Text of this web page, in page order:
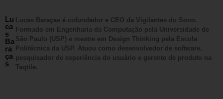
Lu
ca
s
Ba
ra
ça
s
Lucas Baraças é cofundador e CEO da Vigilantes do Sono.
Formado em Engenharia da Computação pela Universidade de
São Paulo (USP) e mestre em Design Thinking pela Escola
Politécnica da USP. Atuou como desenvolvedor de software,
pesquisador de experiência do usuário e gerente de produto na
Taqtile.